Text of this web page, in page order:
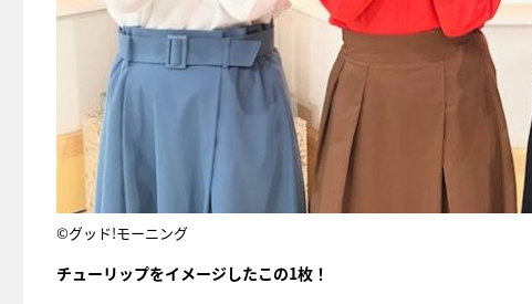
©グッド!モーニング
チューリップをイメージしたこの1枚！